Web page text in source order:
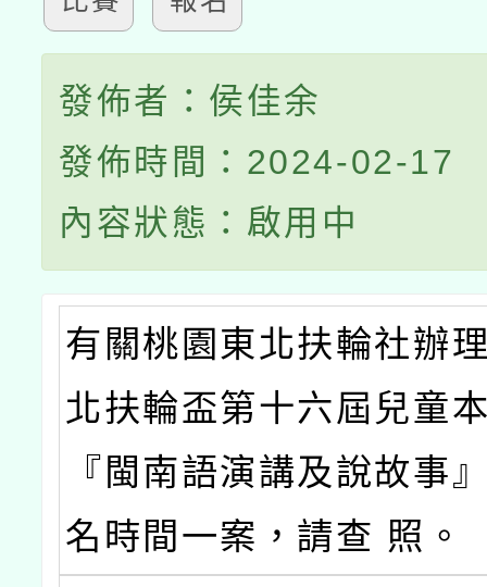
發佈者：侯佳余
發佈時間：2024-02-17
內容狀態：啟用中
有關桃園東北扶輪社辦
北扶輪盃第十六屆兒童
『閩南語演講及說故事
名時間一案，請查 照。